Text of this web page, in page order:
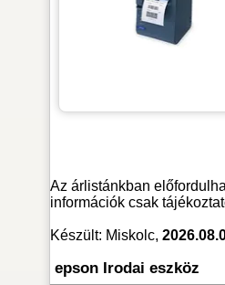
Az árlistánkban
információk csak
Készült: Miskolc,
epson Irodai eszköz